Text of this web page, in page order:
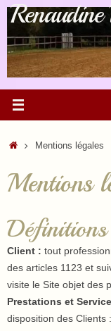
Passer
contenu
AccueilMentions légales
Mentions
Définitions
Client : tout
des articles 1123 et
visite le Site objet des
Prestations et
disposition des Clients :